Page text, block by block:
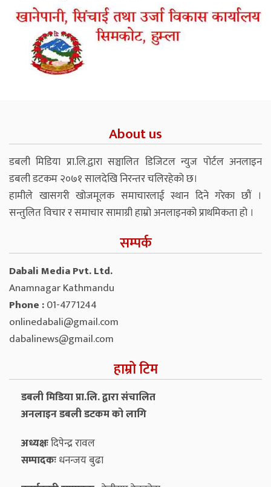
About us
डबली मिडिया प्रा.लि.द्वारा सञ्चालित डिजिटल न्युज पोर्टल अनलाइन
डबली डटकम २०७१ सालदेखि निरन्तर चलिरहेको छ।
हामीले खासगरी खोजमूलक समाचारलाई स्थान दिने गरेका छौं ।
सन्तुलित विचार र समाचार सामाग्री हाम्रो अनलाइनको प्राथमिकता हो ।
सम्पर्क
Dabali Media Pvt. Ltd.
Anamnagar Kathmandu
Phone :01-4771244
onlinedabali@gmail.com
dabalinews@gmail.com
हाम्रो टिम
डबली मिडिया प्रा.लि. द्वारा संचालित
अनलाइन डबली डटकम को लागि
अध्यक्षःदिपेन्द्र रावल
सम्पादकःधनन्‍जय बुढा